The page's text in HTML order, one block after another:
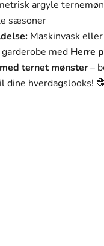
argyle
sæsoner
Maskinvask
med Herre
ternet mønster–
dine hverdagslooks!